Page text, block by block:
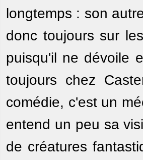
longtemps : son
donc toujours sur
puisqu'il ne dévoile
toujours chez
comédie, c'est un
entend un peu sa
de créatures